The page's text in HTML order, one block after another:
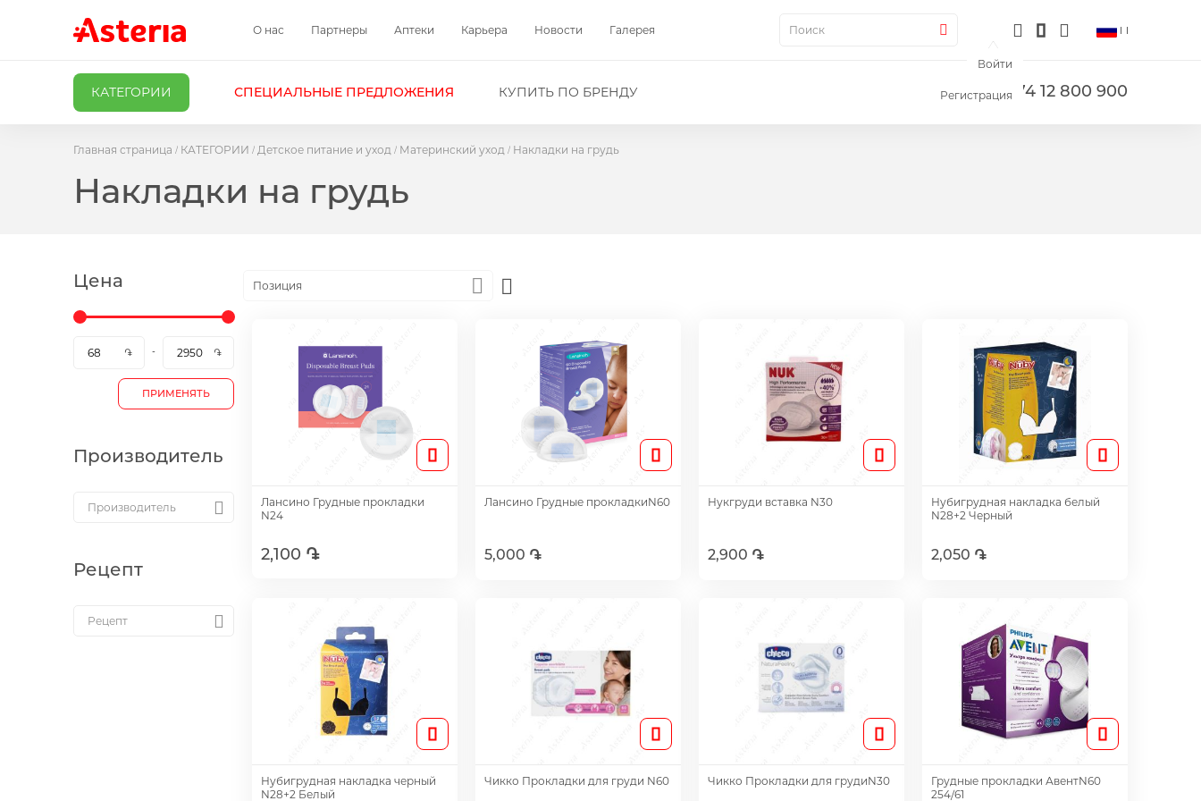
О нас Партнеры Аптеки Карьера Новости Галерея
+374 12 800 900
Войти
Регистрация
КАТЕГОРИИ СПЕЦИАЛЬНЫЕ ПРЕДЛОЖЕНИЯ КУПИТЬ ПО БРЕНДУ
Поиск
Главная страница КАТЕГОРИИ Детское питание и уход Материнский уход Накладки на грудь
Накладки на грудь
Цена
ПРИМЕНЯТЬ
Производитель
Рецепт
Позиция
Descending
Direction
Лансино Грудные прокладки
N24
2,100 ֏
Лансино Грудные прокладкиN60
5,000 ֏
Нукгруди вставка N30
2,900 ֏
Нубигрудная накладка белый
N28+2 Черный
2,050 ֏
Нубигрудная накладка черный
N28+2 Белый
Чикко Прокладки для груди N60 Чикко Прокладки для грудиN30
Грудные прокладки АвентN60
254/61